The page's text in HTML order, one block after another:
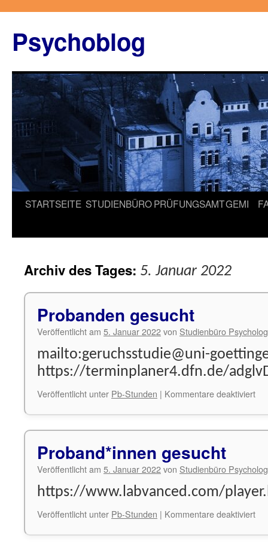
springen
Psychoblog
STARTSEITE STUDIENBÜROPRÜFUNGSAMTGEMI
Archiv des Tages: 5. Januar 2022
Probanden gesucht
Veröffentlicht am 5. Januar 2022von Studienbüro
mailto:geruchsstudie@uni-
https://terminplaner4.dfn.de/
Veröffentlicht unter Pb-Stunden | Kommentare deaktiviertfür
Proband*innen gesucht
Veröffentlicht am 5. Januar 2022von Studienbüro
https://www.labvanced.com/
Veröffentlicht unter Pb-Stunden | Kommentare deaktiviertfür